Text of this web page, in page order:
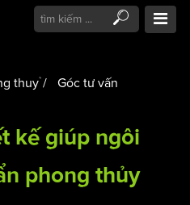
thuỷ Góc tư vấn
kế giúp ngôi
phong thủy